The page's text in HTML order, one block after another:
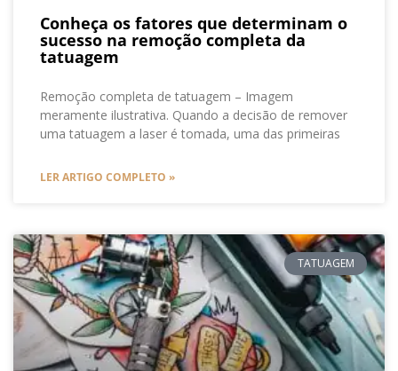
Conheça os fatores que determinam o
sucesso na remoção completa da
tatuagem
Remoção completa de tatuagem – Imagem
meramente ilustrativa. Quando a decisão de remover
uma tatuagem a laser é tomada, uma das primeiras
LER ARTIGO COMPLETO »
TATUAGEM